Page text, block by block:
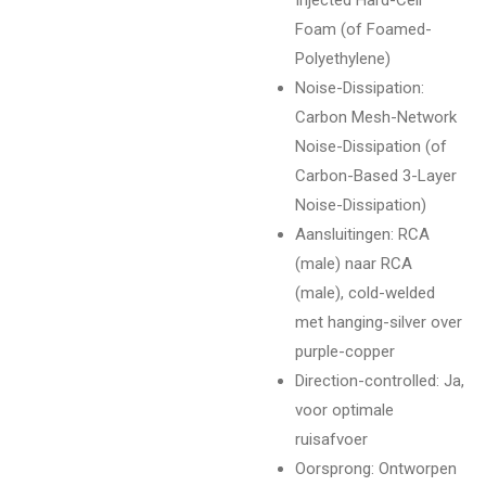
Foam (of Foamed-
Polyethylene)
Noise-Dissipation:
Carbon Mesh-Network
Noise-Dissipation (of
Carbon-Based 3-Layer
Noise-Dissipation)
Aansluitingen: RCA
(male) naar RCA
(male), cold-welded
met hanging-silver over
purple-copper
Direction-controlled: Ja,
voor optimale
ruisafvoer
Oorsprong: Ontworpen